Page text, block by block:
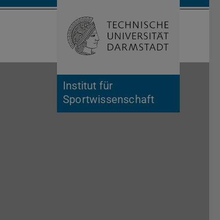
Institut für
Sportwissenschaft
Suche öffnen